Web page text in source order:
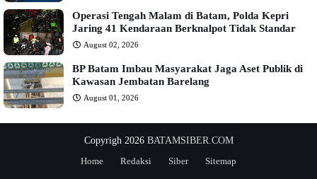
Operasi Tengah Malam di Batam, Polda Kepri
Jaring 41 Kendaraan Berknalpot Tidak Standar
August 02, 2026
BP Batam Imbau Masyarakat Jaga Aset Publik di
Kawasan Jembatan Barelang
August 01, 2026
Copyrigh 2026 BATAMSIBER.COM
Home
Redaksi Siber Sitemap